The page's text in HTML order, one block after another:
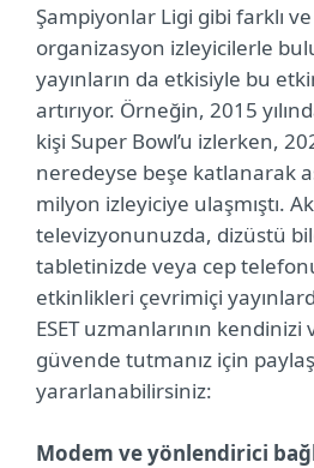
Şampiyonlar Ligi gibi farklı
organizasyon izleyicilerle
yayınların da etkisiyle bu
artırıyor. Örneğin, 2015
kişi Super Bowl’u izlerken,
neredeyse beşe katlanarak
milyon izleyiciye ulaşmıştı.
televizyonunuzda, dizüstü
tabletinizde veya cep
etkinlikleri çevrimiçi
ESET uzmanlarının
güvende tutmanız için
yararlanabilirsiniz:
Modem ve yönlendirici